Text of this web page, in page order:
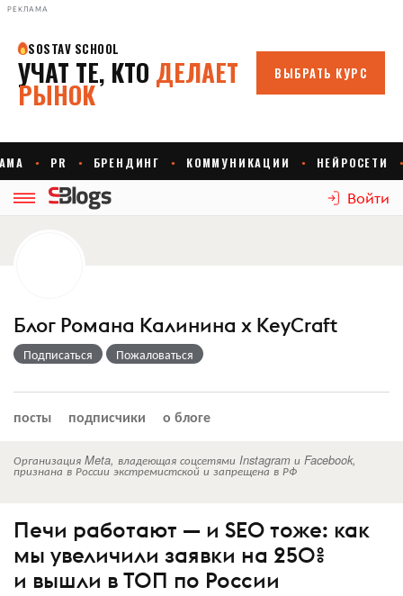
РЕКЛАМА
Войти
Блог Романа Калинина х KeyCraft
Подписаться Пожаловаться
посты подписчики о блоге
Организация Meta, владеющая соцсетями Instagram и Facebook,
признана в России экстремистской и запрещена в РФ
Печи работают — и SEO тоже: как
мы увеличили заявки на 250%
и вышли в ТОП по России